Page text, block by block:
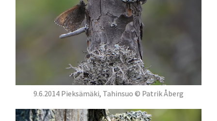
9.6.2014 Pieksämäki, Tahinsuo © Patrik Åberg